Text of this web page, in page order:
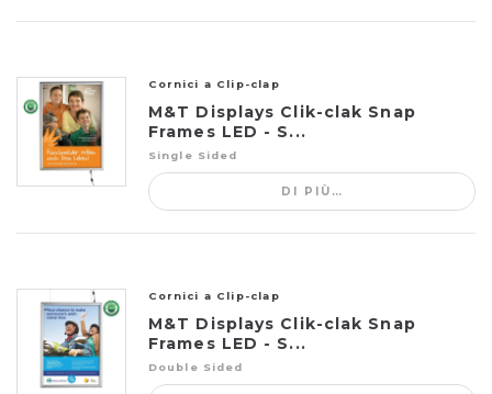
Cornici a Clip-clap
M&T Displays Clik-clak Snap
Frames LED - S...
Single Sided
DI PIÙ…
Cornici a Clip-clap
M&T Displays Clik-clak Snap
Frames LED - S...
Double Sided